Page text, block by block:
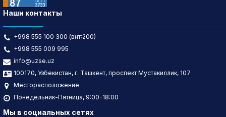
Наши контакты
+998 555 100 300 (внт:200)
+998 555 009 995
info@uzse.uz
100170, Узбекистан, г. Ташкент, проспект Мустакиллик, 107
Месторасположение
Понедельник-Пятница, 9:00-18:00
Мы в социальных сетях